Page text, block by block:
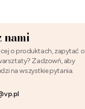
nami
o produktach, zapytać o
Zadzowń, aby
na wszystkie pytania.